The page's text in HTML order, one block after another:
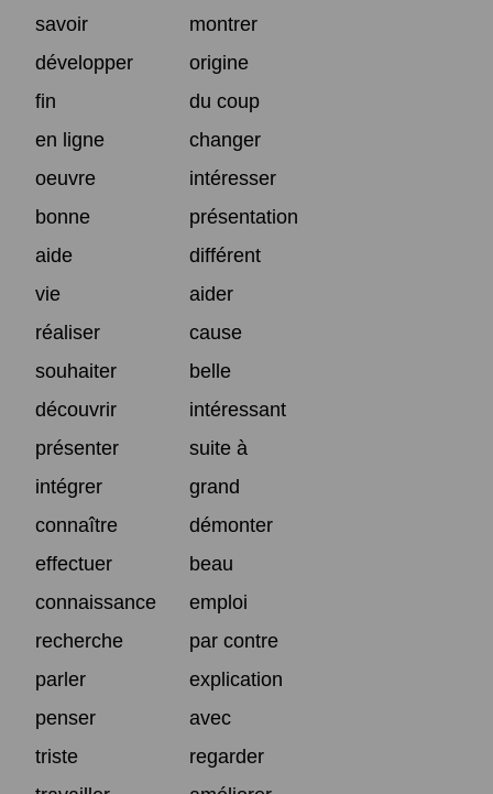
savoir
montrer
développer
origine
fin
du coup
en ligne
changer
oeuvre
intéresser
bonne
présentation
aide
différent
vie
aider
réaliser
cause
souhaiter
belle
découvrir
intéressant
présenter
suite à
intégrer
grand
connaître
démonter
effectuer
beau
connaissance
emploi
recherche
par contre
parler
explication
penser
avec
triste
regarder